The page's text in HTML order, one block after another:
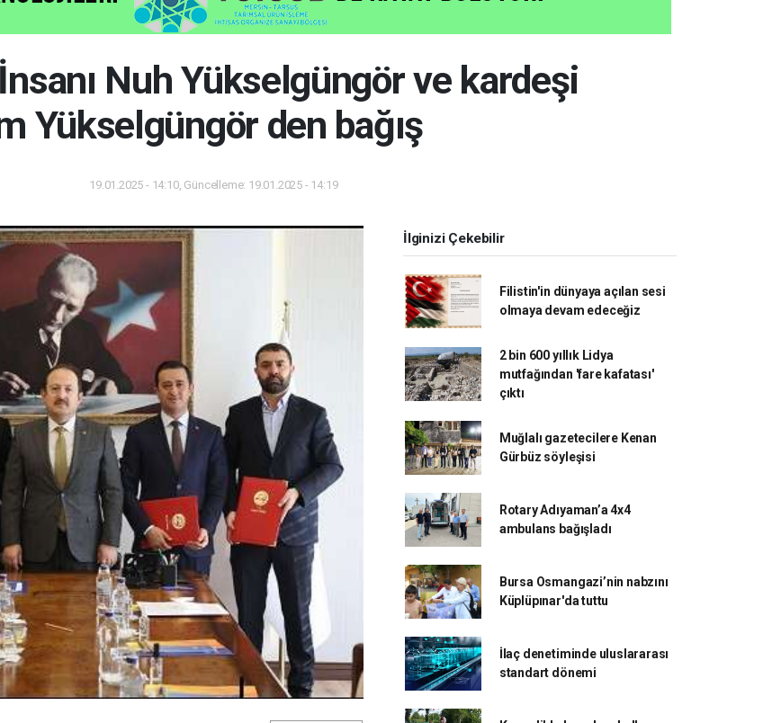
Nuh Yükselgüngör ve kardeşi
Yükselgüngör den bağış
19.01.2025 - 14:10, Güncelleme: 19.01.2025 - 14:19
İlginizi Çekebilir
Filistin'in dünyaya açılan sesi
olmaya devam edeceğiz
2 bin 600 yıllık Lidya
mutfağından 'fare kafatası'
çıktı
Muğlalı gazetecilere Kenan
Gürbüz söyleşisi
Rotary Adıyaman’a 4x4
ambulans bağışladı
Bursa Osmangazi’nin nabzını
Küplüpınar'da tuttu
İlaç denetiminde uluslararası
standart dönemi